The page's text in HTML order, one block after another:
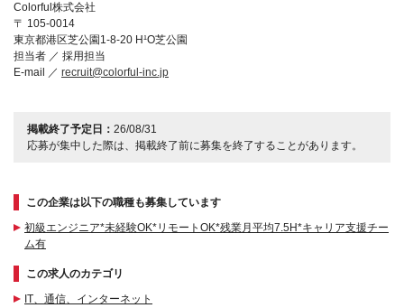
Colorful株式会社
〒 105-0014
東京都港区芝公園1-8-20 H¹O芝公園
担当者 ／ 採用担当
E-mail ／ recruit@colorful-inc.jp
掲載終了予定日： 26/08/31
応募が集中した際は、掲載終了前に募集を終了することがあります。
この企業は以下の職種も募集しています
初級エンジニア*未経験OK*リモートOK*残業月平均7.5H*キャリア支援チー
ム有
この求人のカテゴリ
IT、通信、インターネット